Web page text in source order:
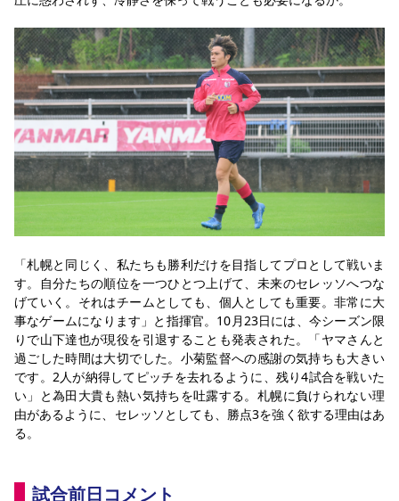
「札幌と同じく、私たちも勝利だけを目指してプロとして戦いま
す。自分たちの順位を一つひとつ上げて、未来のセレッソへつな
げていく。それはチームとしても、個人としても重要。非常に大
事なゲームになります」と指揮官。10月23日には、今シーズン限
りで山下達也が現役を引退することも発表された。「ヤマさんと
過ごした時間は大切でした。小菊監督への感謝の気持ちも大きい
です。2人が納得してピッチを去れるように、残り4試合を戦いた
い」と為田大貴も熱い気持ちを吐露する。札幌に負けられない理
由があるように、セレッソとしても、勝点3を強く欲する理由はあ
る。
試合前日コメント